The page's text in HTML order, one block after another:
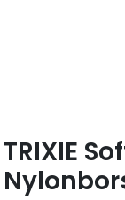
TRIXIE